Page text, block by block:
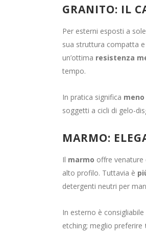
GRANITO: IL
Per esterni esposti a
sua struttura compatta
un’ottima resistenza
tempo.
In pratica significa
soggetti a cicli di gelo-
MARMO:
Il marmo offre venature
alto profilo. Tuttavia è
detergenti neutri per
In esterno è
etching; meglio preferire